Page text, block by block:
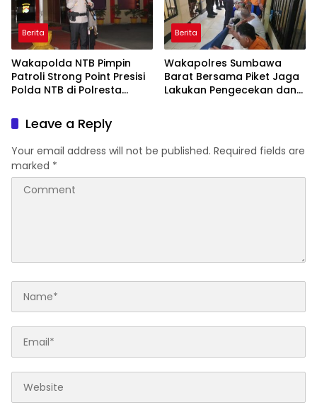
Berita
Wakapolda NTB Pimpin
Patroli Strong Point Presisi
Polda NTB di Polresta
Berita
Wakapolres Sumbawa
Barat Bersama Piket Jaga
Lakukan Pengecekan dan
Leave a Reply
Your email address will not be published. Required fields are
marked *